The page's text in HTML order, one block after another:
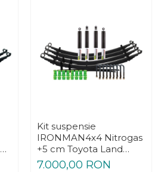
Kit suspensie
IRONMAN4x4 Nitrogas
+5 cm Toyota Land
Cruiser J70 1984-1989
7.000,00 RON